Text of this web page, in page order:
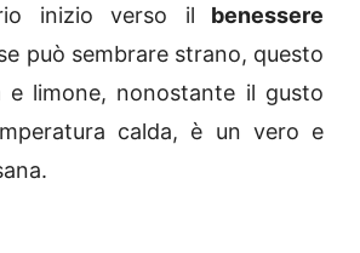
inizio verso il benessere
può sembrare strano, questo
e limone, nonostante il gusto
calda, è un vero e